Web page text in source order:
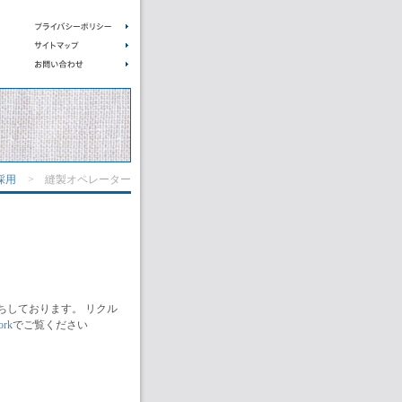
用 > 縫製オペレーター
しております。 リクル
でご覧ください